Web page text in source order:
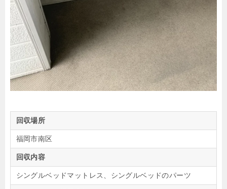
回収場所
福岡市南区
回収内容
シングルベッドマットレス、シングルベッドのパーツ